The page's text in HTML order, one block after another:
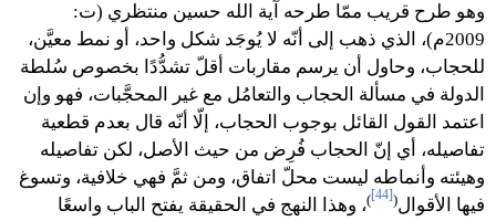
وهو طرح قريب ممّا طرحه آية الله حسين منتظري (ت:
2009م)، الذي ذهب إلى أنّه لا يُوجَد شكل واحد، أو نمط معيَّن،
للحجاب، وحاول أن يرسم مقاربات أقلّ تشدُّدًا بخصوص سُلطة
الدولة في مسألة الحجاب والتعامُل مع غير المحجَّبات، فهو وإن
اعتمد القول القائل بوجوب الحجاب، إلّا أنّه قال بعدم قطعية
تفاصيله، أي إنّ الحجاب فُرِض من حيث الأصل، لكن تفاصيله
وهيئته وأنماطه ليست محلّ اتفاق، ومن ثمَّ فهي خلافية، وتسوغ
فيها الأقوال(
[44]
)، وهذا النهج في الحقيقة يفتح الباب واسعًا